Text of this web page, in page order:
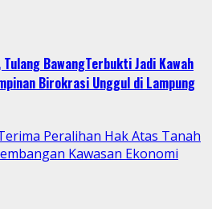
BawangTerbukti Jadi Kawah
Birokrasi Unggul di Lampung
Peralihan Hak Atas Tanah
Kawasan Ekonomi